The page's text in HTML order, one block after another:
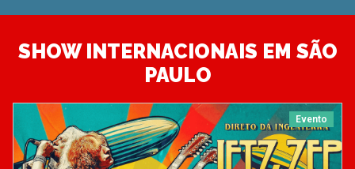
SHOW INTERNACIONAIS EM SÃO
PAULO
Evento